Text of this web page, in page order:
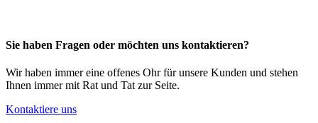
Sie haben Fragen oder möchten uns kontaktieren?
Wir haben immer eine offenes Ohr für unsere Kunden und stehen
Ihnen immer mit Rat und Tat zur Seite.
Kontaktiere uns